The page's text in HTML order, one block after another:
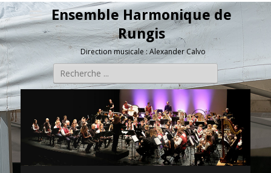
Ensemble Harmonique de
Rungis
Direction musicale : Alexander Calvo
Rechercher :